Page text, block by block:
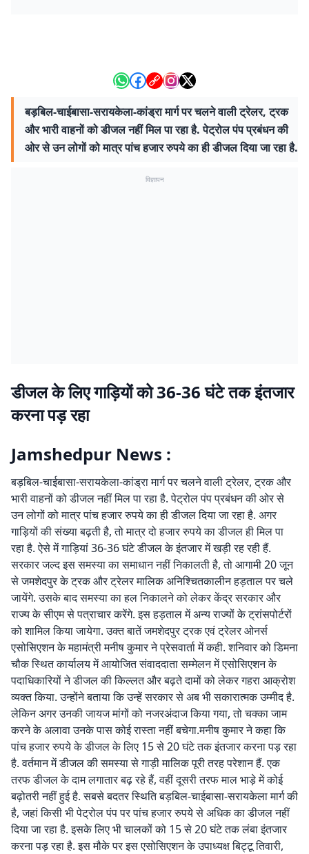
बड़बिल-चाईबासा-सरायकेला-कांड्रा मार्ग पर चलने वाली ट्रेलर, ट्रक
और भारी वाहनों को डीजल नहीं मिल पा रहा है. पेट्रोल पंप प्रबंधन की
ओर से उन लोगों को मात्र पांच हजार रुपये का ही डीजल दिया जा रहा है.
विज्ञापन
डीजल के लिए गाड़ियों को 36-36 घंटे तक इंतजार
करना पड़ रहा
Jamshedpur News :
बड़बिल-चाईबासा-सरायकेला-कांड्रा मार्ग पर चलने वाली ट्रेलर, ट्रक और
भारी वाहनों को डीजल नहीं मिल पा रहा है. पेट्रोल पंप प्रबंधन की ओर से
उन लोगों को मात्र पांच हजार रुपये का ही डीजल दिया जा रहा है. अगर
गाड़ियों की संख्या बढ़ती है, तो मात्र दो हजार रुपये का डीजल ही मिल पा
रहा है. ऐसे में गाड़ियां 36-36 घंटे डीजल के इंतजार में खड़ी रह रही हैं.
सरकार जल्द इस समस्या का समाधान नहीं निकालती है, तो आगामी 20 जून
से जमशेदपुर के ट्रक और ट्रेलर मालिक अनिश्चितकालीन हड़ताल पर चले
जायेंगे. उसके बाद समस्या का हल निकालने को लेकर केंद्र सरकार और
राज्य के सीएम से पत्राचार करेंगे. इस हड़ताल में अन्य राज्यों के ट्रांसपोर्टरों
को शामिल किया जायेगा. उक्त बातें जमशेदपुर ट्रक एवं ट्रेलर ओनर्स
एसोसिएशन के महामंत्री मनीष कुमार ने प्रेसवार्ता में कही. शनिवार को डिमना
चौक स्थित कार्यालय में आयोजित संवाददाता सम्मेलन में एसोसिएशन के
पदाधिकारियों ने डीजल की किल्लत और बढ़ते दामों को लेकर गहरा आक्रोश
व्यक्त किया. उन्होंने बताया कि उन्हें सरकार से अब भी सकारात्मक उम्मीद है.
लेकिन अगर उनकी जायज मांगों को नजरअंदाज किया गया, तो चक्का जाम
करने के अलावा उनके पास कोई रास्ता नहीं बचेगा.मनीष कुमार ने कहा कि
पांच हजार रुपये के डीजल के लिए 15 से 20 घंटे तक इंतजार करना पड़ रहा
है. वर्तमान में डीजल की समस्या से गाड़ी मालिक पूरी तरह परेशान हैं. एक
तरफ डीजल के दाम लगातार बढ़ रहे हैं, वहीं दूसरी तरफ माल भाड़े में कोई
बढ़ोतरी नहीं हुई है. सबसे बदतर स्थिति बड़बिल-चाईबासा-सरायकेला मार्ग की
है, जहां किसी भी पेट्रोल पंप पर पांच हजार रुपये से अधिक का डीजल नहीं
दिया जा रहा है. इसके लिए भी चालकों को 15 से 20 घंटे तक लंबा इंतजार
करना पड़ रहा है. इस मौके पर इस एसोसिएशन के उपाध्यक्ष बिट्टू तिवारी,